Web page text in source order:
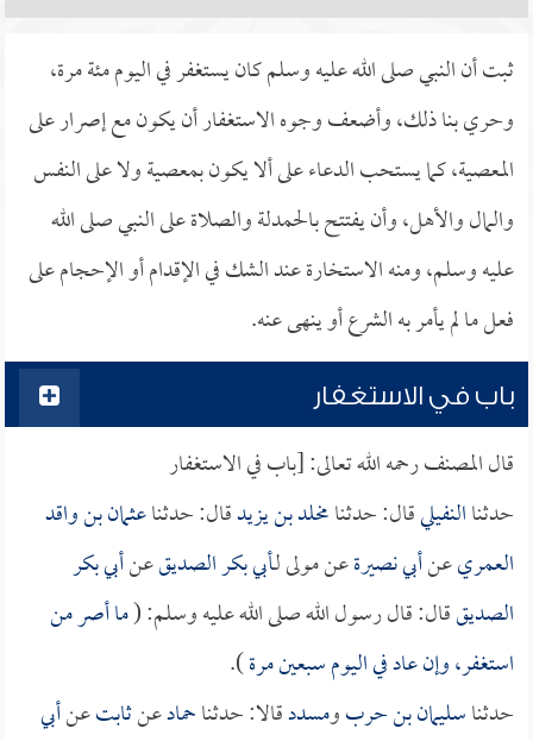
ثبت أن النبي صلى الله عليه وسلم كان يستغفر في اليوم مئة مرة،
وحري بنا ذلك، وأضعف وجوه الاستغفار أن يكون مع إصرار على
المعصية، كما يستحب الدعاء على ألا يكون بمعصية ولا على النفس
والمال والأهل، وأن يفتتح بالحمدلة والصلاة على النبي صلى الله
عليه وسلم، ومنه الاستخارة عند الشك في الإقدام أو الإحجام على
فعل ما لم يأمر به الشرع أو ينهى عنه.
باب في الاستغفار
قال المصنف رحمه الله تعالى: [باب في الاستغفار
حدثناالنفيليقال: حدثنامخلد بن يزيدقال: حدثناعثمان بن واقد
العمريعنأبي نصيرةعن مولى لـأبي بكر الصديقعنأبي بكر
الصديققال: قال رسول الله صلى الله عليه وسلم: (ما أصر من
استغفر، وإن عاد في اليوم سبعين مرة).
حدثناسليمان بن حربومسددقالا: حدثناحمادعنثابتعنأبي